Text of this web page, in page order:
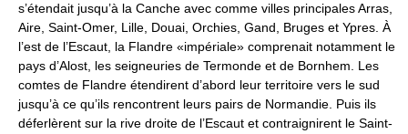
s’étendait jusqu’à la Canche avec comme villes principales Arras,
Aire, Saint-Omer, Lille, Douai, Orchies, Gand, Bruges et Ypres. À
l’est de l’Escaut, la Flandre «impériale» comprenait notamment le
pays d’Alost, les seigneuries de Termonde et de Bornhem. Les
comtes de Flandre étendirent d’abord leur territoire vers le sud
jusqu’à ce qu’ils rencontrent leurs pairs de Normandie. Puis ils
déferlèrent sur la rive droite de l’Escaut et contraignirent le Saint-